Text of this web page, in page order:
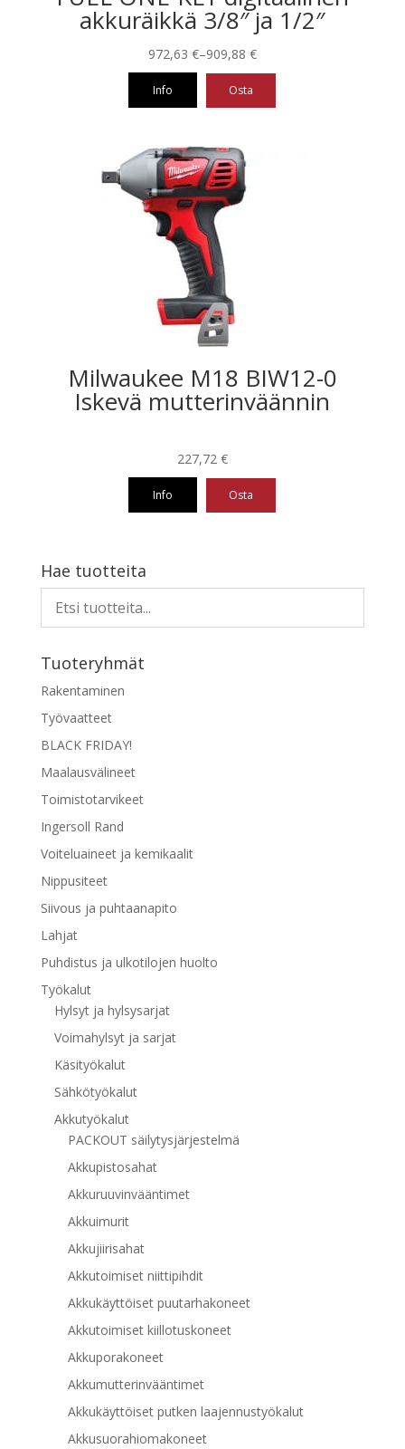
akkuräikkä 3/8″ ja 1/2″
909,88 €
–
972,63 €Hintaluokka:
909,88 €
Info Osta
Milwaukee M18 BIW12-0
Iskevä mutterinväännin
227,72 €
Info Osta
Hae tuotteita
Tuoteryhmät
Rakentaminen
Työvaatteet
BLACK FRIDAY!
Maalausvälineet
Toimistotarvikeet
Ingersoll Rand
Voiteluaineet ja kemikaalit
Nippusiteet
Siivous ja puhtaanapito
Lahjat
Puhdistus ja ulkotilojen huolto
Työkalut
Hylsyt ja hylsysarjat
Voimahylsyt ja sarjat
Käsityökalut
Sähkötyökalut
Akkutyökalut
PACKOUT säilytysjärjestelmä
Akkupistosahat
Akkuruuvinvääntimet
Akkuimurit
Akkujiirisahat
Akkutoimiset niittipihdit
Akkukäyttöiset puutarhakoneet
Akkutoimiset kiillotuskoneet
Akkuporakoneet
Akkumutterinvääntimet
Akkukäyttöiset putken laajennustyökalut
Akkusuorahiomakoneet